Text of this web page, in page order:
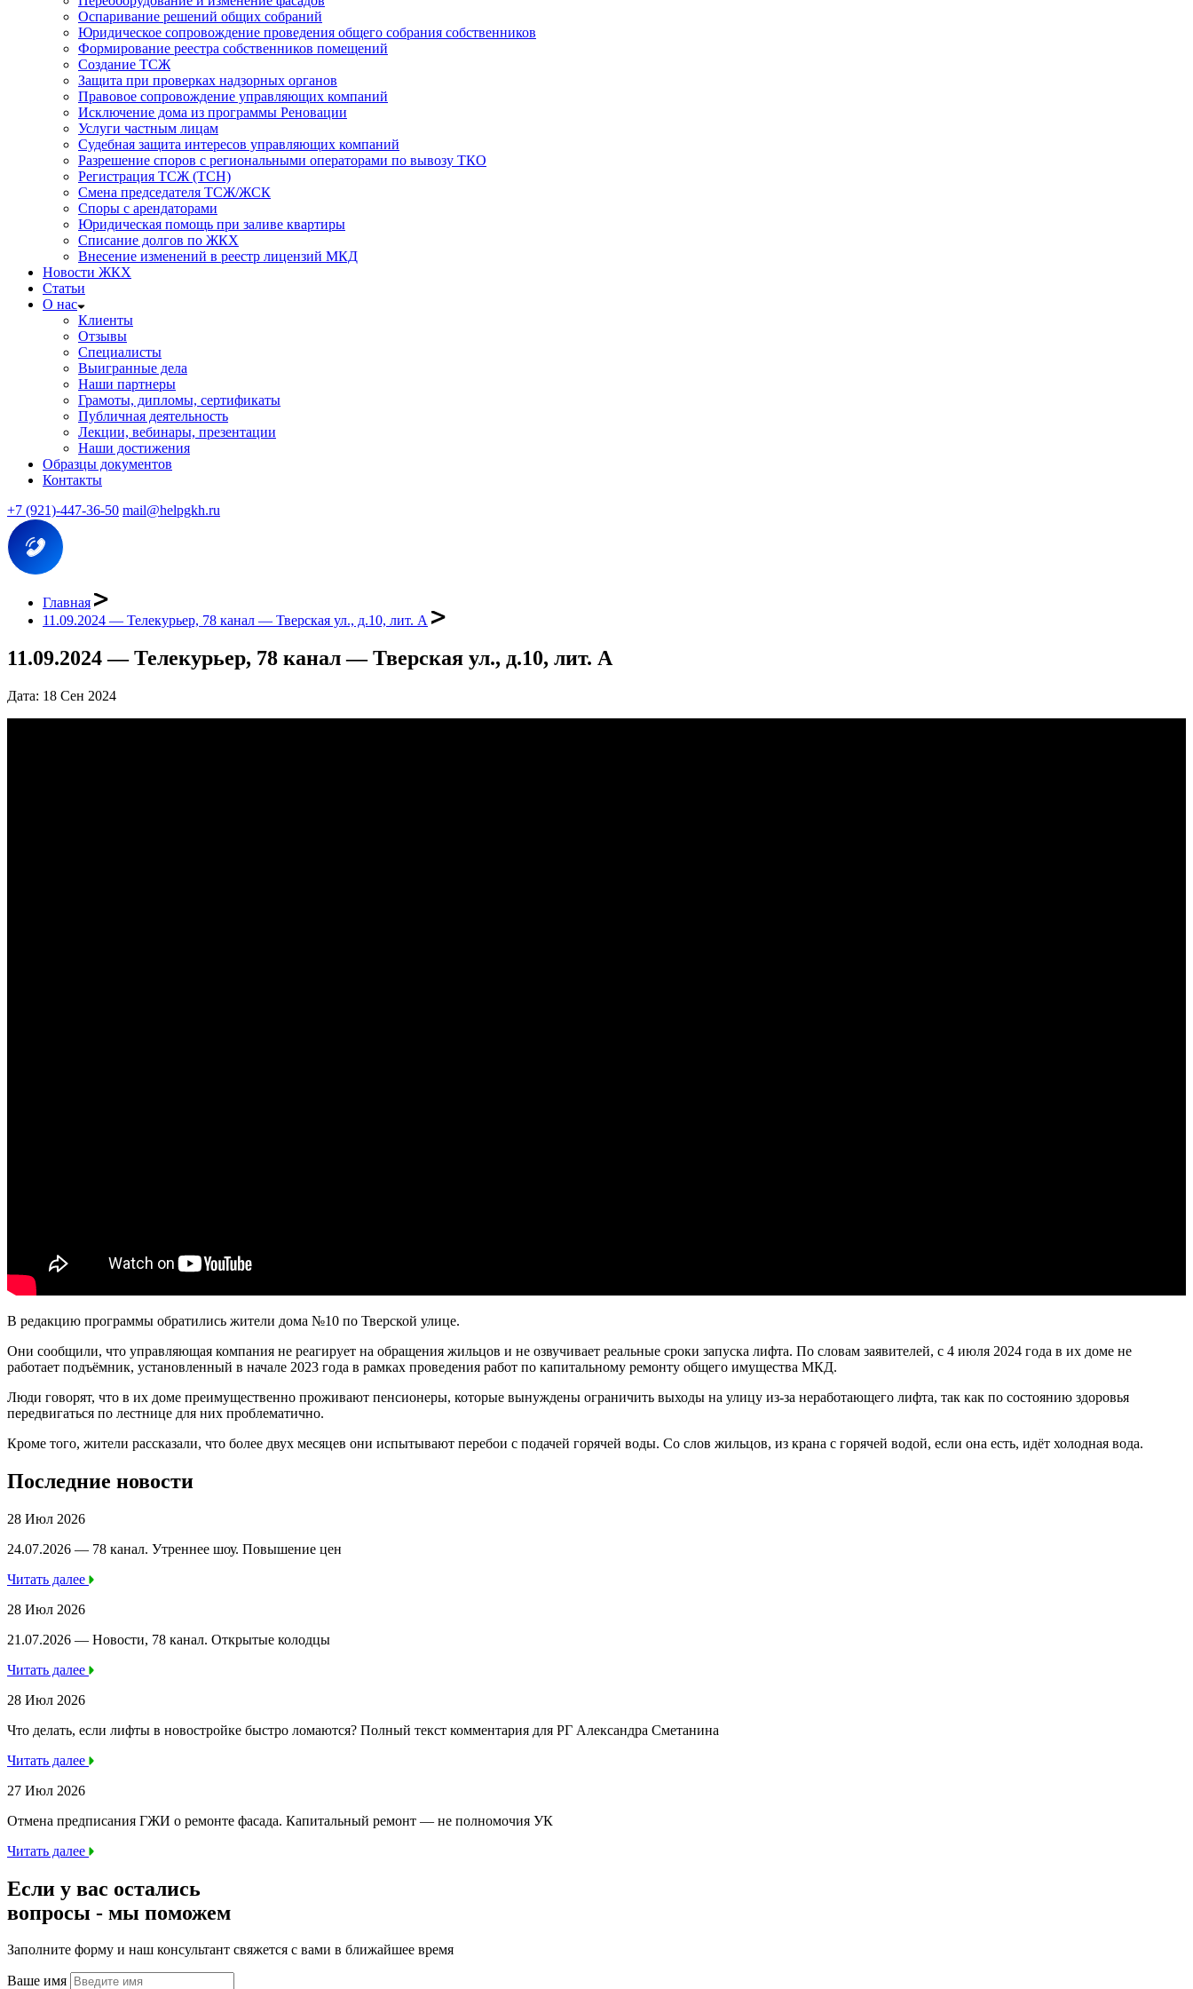
Оспаривание решений общих собраний
Юридическое сопровождение проведения общего собрания собственников
Формирование реестра собственников помещений
Создание ТСЖ
Защита при проверках надзорных органов
Правовое сопровождение управляющих компаний
Исключение дома из программы Реновации
Услуги частным лицам
Судебная защита интересов управляющих компаний
Разрешение споров с региональными операторами по вывозу ТКО
Регистрация ТСЖ (ТСН)
Смена председателя ТСЖ/ЖСК
Споры с арендаторами
Юридическая помощь при заливе квартиры
Списание долгов по ЖКХ
Внесение изменений в реестр лицензий МКД
Новости ЖКХ
Статьи
О нас
Клиенты
Отзывы
Специалисты
Выигранные дела
Наши партнеры
Грамоты, дипломы, сертификаты
Публичная деятельность
Лекции, вебинары, презентации
Наши достижения
Образцы документов
Контакты
+7 (921)-447-36-50 mail@helpgkh.ru
Главная
11.09.2024 — Телекурьер, 78 канал — Тверская ул., д.10, лит. А
11.09.2024 — Телекурьер, 78 канал — Тверская ул., д.10, лит. А
Дата: 18 Сен 2024
В редакцию программы обратились жители дома №10 по Тверской улице.
Они сообщили, что управляющая компания не реагирует на обращения жильцов и не озвучивает реальные сроки запуска лифта. По словам заявителей, с 4 июля 2024 года в их доме не
работает подъёмник, установленный в начале 2023 года в рамках проведения работ по капитальному ремонту общего имущества МКД.
Люди говорят, что в их доме преимущественно проживают пенсионеры, которые вынуждены ограничить выходы на улицу из-за неработающего лифта, так как по состоянию здоровья
передвигаться по лестнице для них проблематично.
Кроме того, жители рассказали, что более двух месяцев они испытывают перебои с подачей горячей воды. Со слов жильцов, из крана с горячей водой, если она есть, идёт холодная вода.
Последние новости
28 Июл 2026
24.07.2026 — 78 канал. Утреннее шоу. Повышение цен
Читать далее
28 Июл 2026
21.07.2026 — Новости, 78 канал. Открытые колодцы
Читать далее
28 Июл 2026
Что делать, если лифты в новостройке быстро ломаются? Полный текст комментария для РГ Александра Сметанина
Читать далее
27 Июл 2026
Отмена предписания ГЖИ о ремонте фасада. Капитальный ремонт — не полномочия УК
Читать далее
Если у вас остались
вопросы - мы поможем
Заполните форму и наш консультант свяжется с вами в ближайшее время
Ваше имя